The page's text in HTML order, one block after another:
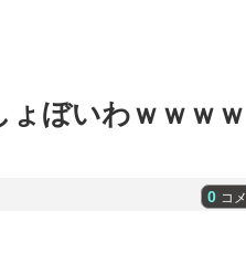
ょぼいわｗｗｗｗ
0 コメ